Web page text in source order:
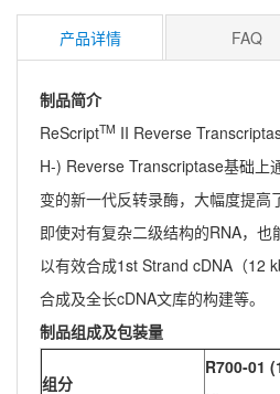
产品详情 FAQ
制品简介
ReScriptTM II Reverse
H-) Reverse Transcriptase基础上
变的新一代反转录酶，大幅度提高
即使对有复杂二级结构的RNA，
以有效合成1st Strand cDNA（12
合成及全长cDNA文库的构建等。
制品组成及包装量
组分
R700-01